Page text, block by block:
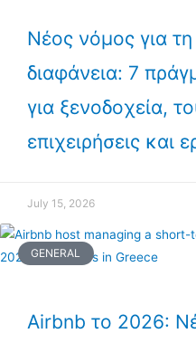
Νέος νόμος για τη
διαφάνεια: 7
για ξενοδοχεία,
επιχειρήσεις και
July 15, 2026
GENERAL
Airbnb το 2026: